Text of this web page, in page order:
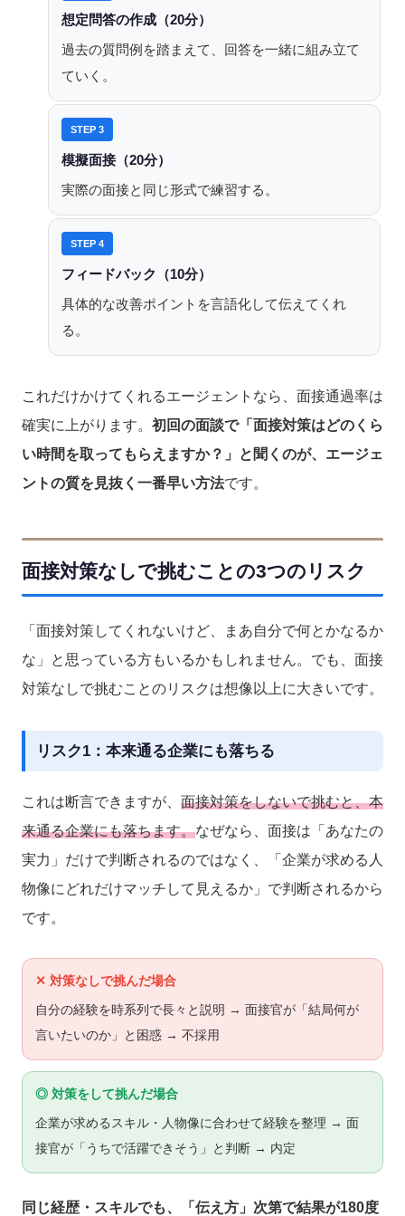
想定問答の作成（20分）
過去の質問例を踏まえて、回答を一緒に組み立て
ていく。
STEP 3
模擬面接（20分）
実際の面接と同じ形式で練習する。
STEP 4
フィードバック（10分）
具体的な改善ポイントを言語化して伝えてくれ
る。
これだけかけてくれるエージェントなら、面接通過率は
確実に上がります。 初回の面談で「面接対策はどのくら
い時間を取ってもらえますか？」と聞くのが、エージェ
ントの質を見抜く一番早い方法です。
面接対策なしで挑むことの3つのリスク
「面接対策してくれないけど、まあ自分で何とかなるか
な」と思っている方もいるかもしれません。でも、面接
対策なしで挑むことのリスクは想像以上に大きいです。
リスク1：本来通る企業にも落ちる
これは断言できますが、 面接対策をしないで挑むと、本
来通る企業にも落ちます。なぜなら、面接は「あなたの
実力」だけで判断されるのではなく、「企業が求める人
物像にどれだけマッチして見えるか」で判断されるから
です。
✕ 対策なしで挑んだ場合
自分の経験を時系列で長々と説明 → 面接官が「結局何が
言いたいのか」と困惑 → 不採用
◎ 対策をして挑んだ場合
企業が求めるスキル・人物像に合わせて経験を整理 → 面
接官が「うちで活躍できそう」と判断 → 内定
同じ経歴・スキルでも、「伝え方」次第で結果が180度